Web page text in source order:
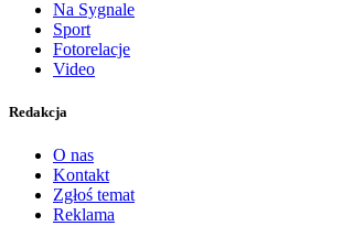
Na Sygnale
Sport
Fotorelacje
Video
Redakcja
O nas
Kontakt
Zgłoś temat
Reklama